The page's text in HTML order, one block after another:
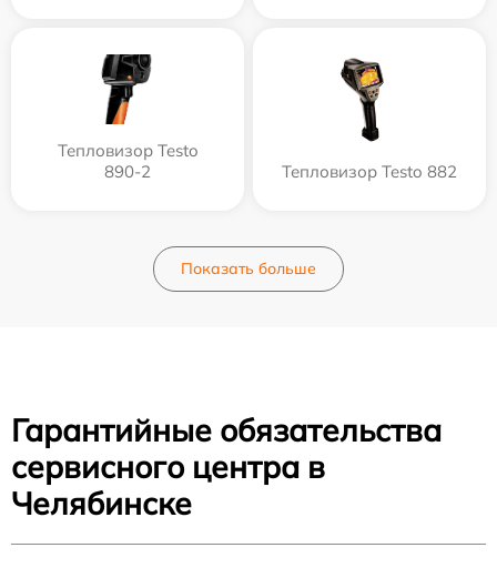
Тепловизор Testo
890-2
Тепловизор Testo 882
Показать больше
Гарантийные обязательства
сервисного центра в
Челябинске